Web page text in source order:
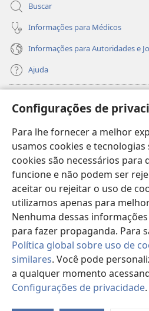
Configurações de
Para lhe fornecer a melhor
usamos cookies e tecnologias
cookies são necessários para
funcione e não podem ser
aceitar ou rejeitar o uso de
utilizamos apenas para
Nenhuma dessas
para fazer propaganda. Para
Política global sobre uso de
similares. Você pode
a qualquer momento
Configurações de privacidade.
Buscar
Informações para Médicos
Informações para Autoridades e
Ajuda
(abre
nova
janela)
Biblioteca On-line da Torre de
(abre
nova
janela)JW Hub
(abre
nova
janela)JW Library
Watchtower Library
Copyright© 2026 Watch Tower Bible
TERMOS DE USO | POLÍTICA DE